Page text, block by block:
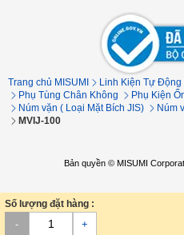
Trang chủ MISUMI Linh Kiện Tự Động
Phụ Tùng Chân Không
Phụ Kiện
Núm vặn ( Loại Mặt Bích JIS)
Núm
MVIJ-100
Bản quyền © MISUMI
Số lượng đặt hàng :
- +